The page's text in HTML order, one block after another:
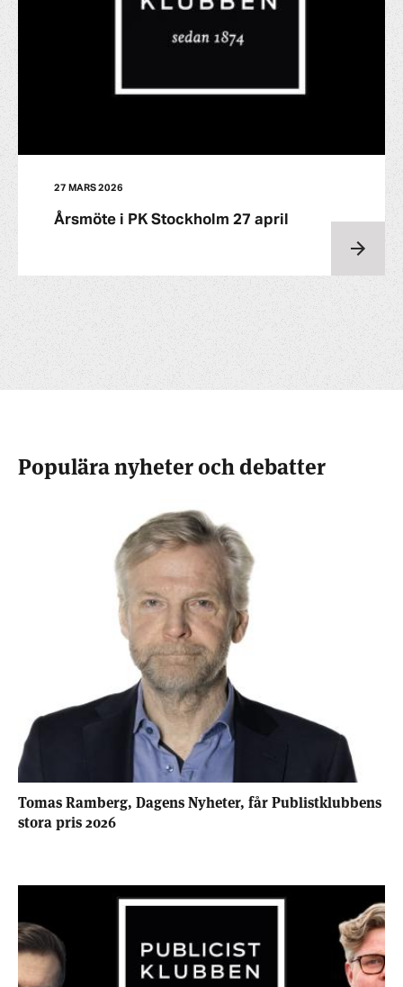
27 MARS 2026
Årsmöte i PK Stockholm 27 april
Populära nyheter och debatter
Tomas Ramberg, Dagens Nyheter, får Publistklubbens
stora pris 2026